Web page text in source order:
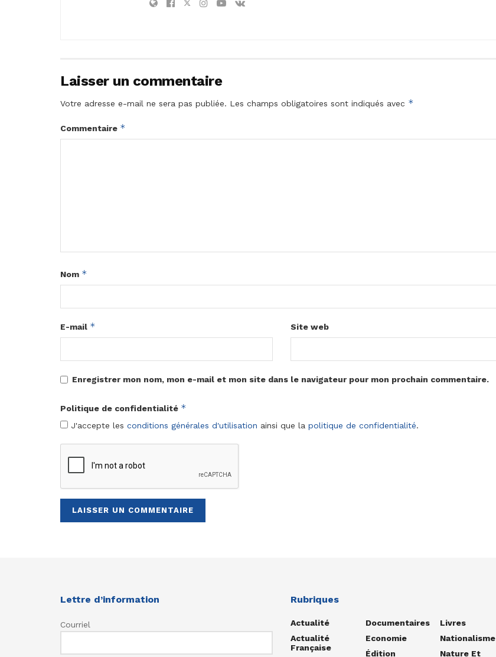
Laisser un commentaire
Votre adresse e-mail ne sera pas publiée. Les champs obligatoires sont indiqués avec *
Commentaire *
Nom *
E-mail * Site web
Enregistrer mon nom, mon e-mail et mon site dans le navigateur pour mon prochain commentaire.
Politique de confidentialité *
J'accepte les conditions générales d'utilisation ainsi que la politique de confidentialité.
Lettre d’information
Courriel
Rubriques
Actualité
Actualité
Française
Documentaires
Economie
Édition
Livres
Nationalisme
Nature Et